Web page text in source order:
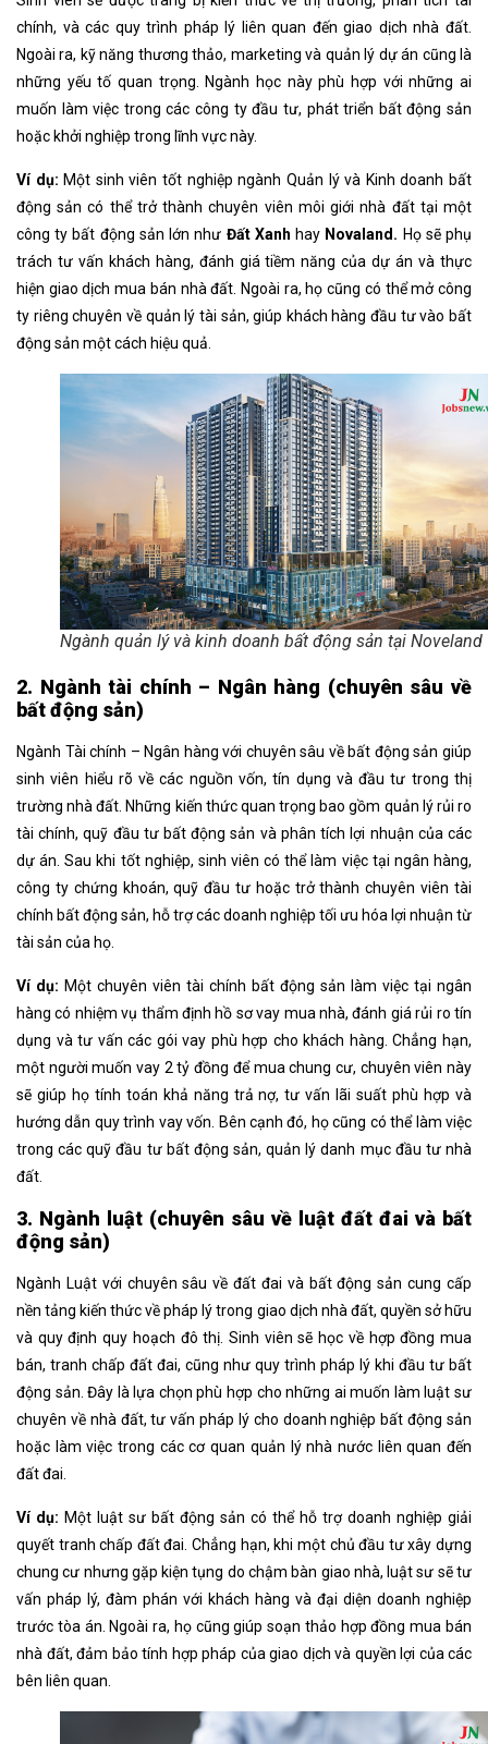
chính, và các quy trình pháp lý liên quan đến giao dịch nhà đất.
Ngoài ra, kỹ năng thương thảo, marketing và quản lý dự án cũng là
những yếu tố quan trọng. Ngành học này phù hợp với những ai
muốn làm việc trong các công ty đầu tư, phát triển bất động sản
hoặc khởi nghiệp trong lĩnh vực này.
Ví dụ: Một sinh viên tốt nghiệp ngành Quản lý và Kinh doanh bất
động sản có thể trở thành chuyên viên môi giới nhà đất tại một
công ty bất động sản lớn như Đất Xanh hay Novaland. Họ sẽ phụ
trách tư vấn khách hàng, đánh giá tiềm năng của dự án và thực
hiện giao dịch mua bán nhà đất. Ngoài ra, họ cũng có thể mở công
ty riêng chuyên về quản lý tài sản, giúp khách hàng đầu tư vào bất
động sản một cách hiệu quả.
Ngành quản lý và kinh doanh bất động sản tại Noveland
2. Ngành tài chính – Ngân hàng (chuyên sâu về
bất động sản)
Ngành Tài chính – Ngân hàng với chuyên sâu về bất động sản giúp
sinh viên hiểu rõ về các nguồn vốn, tín dụng và đầu tư trong thị
trường nhà đất. Những kiến thức quan trọng bao gồm quản lý rủi ro
tài chính, quỹ đầu tư bất động sản và phân tích lợi nhuận của các
dự án. Sau khi tốt nghiệp, sinh viên có thể làm việc tại ngân hàng,
công ty chứng khoán, quỹ đầu tư hoặc trở thành chuyên viên tài
chính bất động sản, hỗ trợ các doanh nghiệp tối ưu hóa lợi nhuận từ
tài sản của họ.
Ví dụ: Một chuyên viên tài chính bất động sản làm việc tại ngân
hàng có nhiệm vụ thẩm định hồ sơ vay mua nhà, đánh giá rủi ro tín
dụng và tư vấn các gói vay phù hợp cho khách hàng. Chẳng hạn,
một người muốn vay 2 tỷ đồng để mua chung cư, chuyên viên này
sẽ giúp họ tính toán khả năng trả nợ, tư vấn lãi suất phù hợp và
hướng dẫn quy trình vay vốn. Bên cạnh đó, họ cũng có thể làm việc
trong các quỹ đầu tư bất động sản, quản lý danh mục đầu tư nhà
đất.
3. Ngành luật (chuyên sâu về luật đất đai và bất
động sản)
Ngành Luật với chuyên sâu về đất đai và bất động sản cung cấp
nền tảng kiến thức về pháp lý trong giao dịch nhà đất, quyền sở hữu
và quy định quy hoạch đô thị. Sinh viên sẽ học về hợp đồng mua
bán, tranh chấp đất đai, cũng như quy trình pháp lý khi đầu tư bất
động sản. Đây là lựa chọn phù hợp cho những ai muốn làm luật sư
chuyên về nhà đất, tư vấn pháp lý cho doanh nghiệp bất động sản
hoặc làm việc trong các cơ quan quản lý nhà nước liên quan đến
đất đai.
Ví dụ: Một luật sư bất động sản có thể hỗ trợ doanh nghiệp giải
quyết tranh chấp đất đai. Chẳng hạn, khi một chủ đầu tư xây dựng
chung cư nhưng gặp kiện tụng do chậm bàn giao nhà, luật sư sẽ tư
vấn pháp lý, đàm phán với khách hàng và đại diện doanh nghiệp
trước tòa án. Ngoài ra, họ cũng giúp soạn thảo hợp đồng mua bán
nhà đất, đảm bảo tính hợp pháp của giao dịch và quyền lợi của các
bên liên quan.